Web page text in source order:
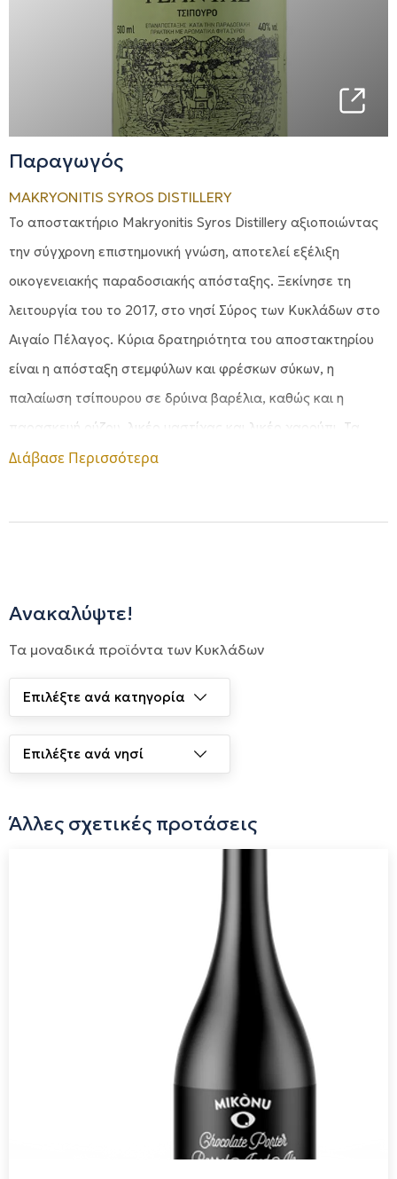
Παραγωγός
MAKRYONITIS SYROS DISTILLERY
Το αποστακτήριο Makryonitis Syros Distillery αξιοποιώντας
την σύγχρονη επιστημονική γνώση, αποτελεί εξέλιξη
οικογενειακής παραδοσιακής απόσταξης. Ξεκίνησε τη
λειτουργία του το 2017, στο νησί Σύρος των Κυκλάδων στο
Αιγαίο Πέλαγος. Κύρια δρατηριότητα του αποστακτηρίου
είναι η απόσταξη στεμφύλων και φρέσκων σύκων, η
παλαίωση τσίπουρου σε δρύινα βαρέλια, καθώς και η
παρασκευή ούζου, λικέρ μαστίχας και λικέρ χαρούπι. Τα
στέμφυλα που αποστάζουμε προέρχονται από τα μικρά
προέρχονται από τη Σύρο. Δίνουμε μεγάλη σημασία στην
ασύρτικο, μονεμβασιά και σερφιώτικο, στην ποιότητα των
σύκων που συλλέγουμε, στον έλεγχο της θερμοκρασίας
ζύμωσης, στην αργή απόσταξη, στον αυστηρό διαχωρισμό
της καρδιάς του αποστάγματος και στην ωρίμανσή του. Σε
όλη την παραγωγική διαδικασία χρησιμοποιούμε
Διάβασε Περισσότερα
Ανακαλύψτε!
Τα μοναδικά προϊόντα των Κυκλάδων
Άλλες σχετικές προτάσεις